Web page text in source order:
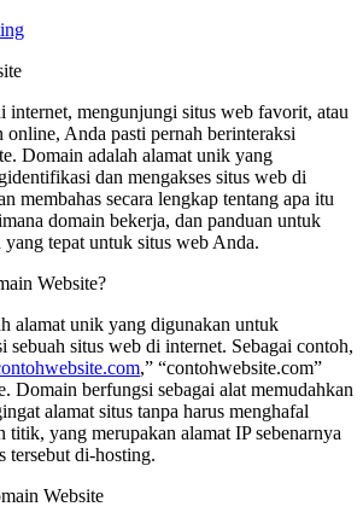
internet, mengunjungi situs web favorit, atau
online, Anda pasti pernah berinteraksi
Domain adalah alamat unik yang
dan mengakses situs web di
membahas secara lengkap tentang apa itu
domain bekerja, dan panduan untuk
tepat untuk situs web Anda.
Website?
alamat unik yang digunakan untuk
sebuah situs web di internet. Sebagai contoh,
,” “contohwebsite.com”
Domain berfungsi sebagai alat memudahkan
alamat situs tanpa harus menghafal
titik, yang merupakan alamat IP sebenarnya
tersebut di-hosting.
Website